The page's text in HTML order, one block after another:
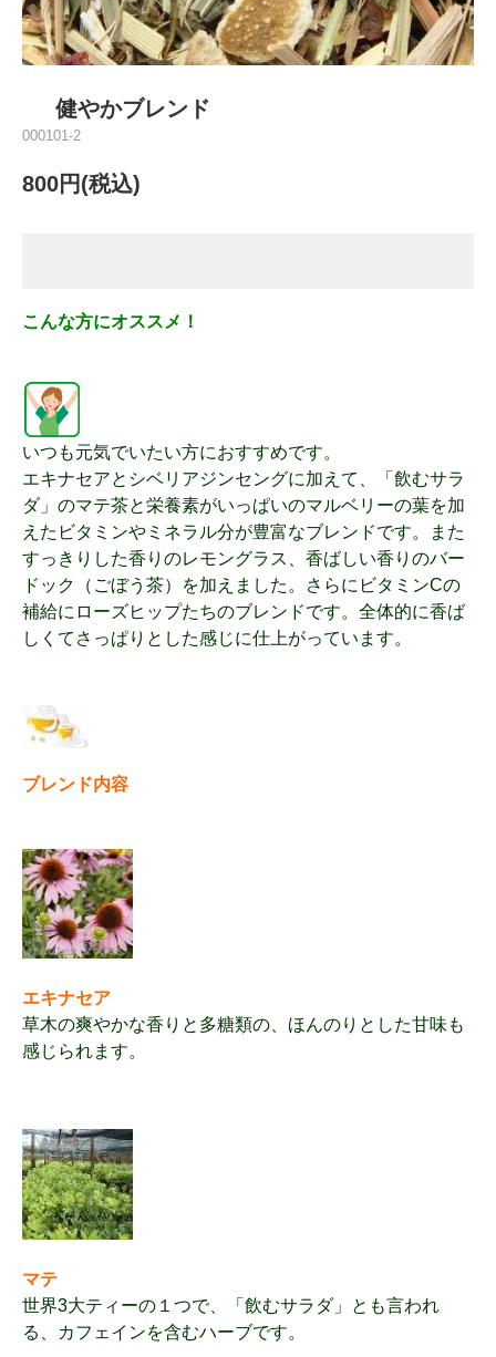
健やかブレンド
000101-2
800円(税込)
こんな方にオススメ！
いつも元気でいたい方におすすめです。
エキナセアとシベリアジンセングに加えて、「飲むサラ
ダ」のマテ茶と栄養素がいっぱいのマルベリーの葉を加
えたビタミンやミネラル分が豊富なブレンドです。また
すっきりした香りのレモングラス、香ばしい香りのバー
ドック（ごぼう茶）を加えました。さらにビタミンCの
補給にローズヒップたちのブレンドです。全体的に香ば
しくてさっぱりとした感じに仕上がっています。
ブレンド内容
エキナセア
草木の爽やかな香りと多糖類の、ほんのりとした甘味も
感じられます。
マテ
世界3大ティーの１つで、「飲むサラダ」とも言われ
る、カフェインを含むハーブです。